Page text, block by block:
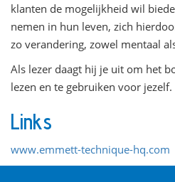
klanten de mogelijkheid wil
nemen in hun leven, zich
zo verandering, zowel mentaal
Als lezer daagt hij je uit om het
lezen en te gebruiken voor jezelf.
Links
www.emmett-technique-hq.com